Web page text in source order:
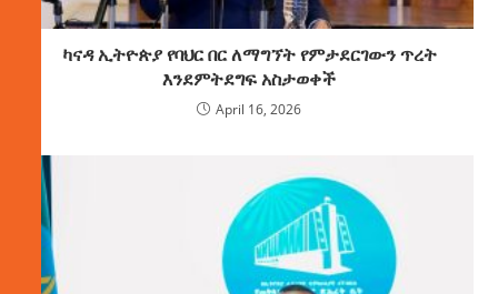
ካናዳ ኢትዮጵያ የባህር በር ለማግኘት የምታደርገውን ጥረት
እንደምትደግፍ አስታወቀች
April 16, 2026